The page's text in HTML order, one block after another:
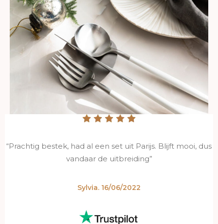
“Prachtig bestek, had al een set uit Parijs. Blijft mooi, dus
vandaar de uitbreiding”
Sylvia. 16/06/2022